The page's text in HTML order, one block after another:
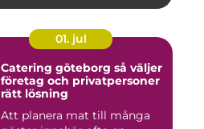
01. jul
Catering göteborg så väljer
företag och privatpersoner
rätt lösning
Att planera mat till många